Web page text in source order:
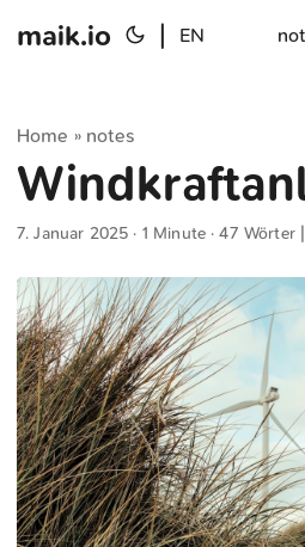
maik.io EN
Home » notes
7. Januar 2025 · 1 Minute · 47 Wörter